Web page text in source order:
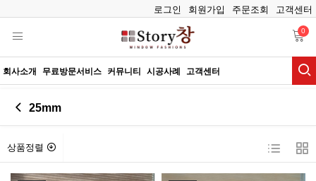
고객센터
주문조회
회원가입
로그인
0
회사소개 무료방문서비스 커뮤니티 시공사례 고객센터
25mm
상품정렬